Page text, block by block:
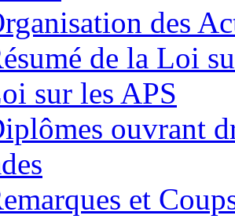
des
de la Loi
sur les APS
ouvrant
et